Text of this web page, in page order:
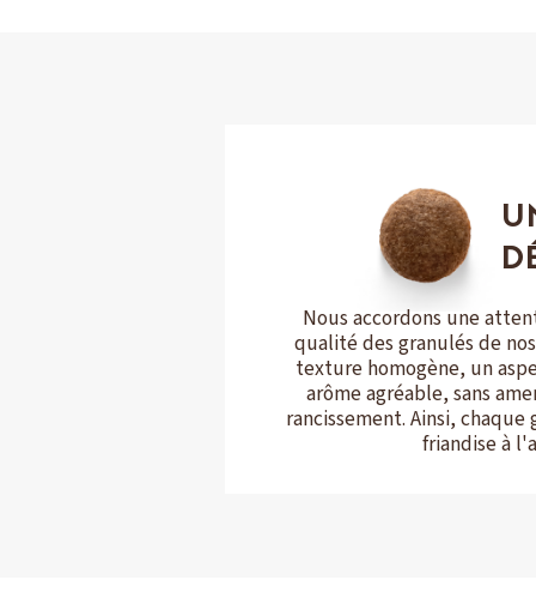
Nous accordons une
qualité des granulés de
texture homogène, un
arôme agréable, sans
rancissement. Ainsi,
friandise à